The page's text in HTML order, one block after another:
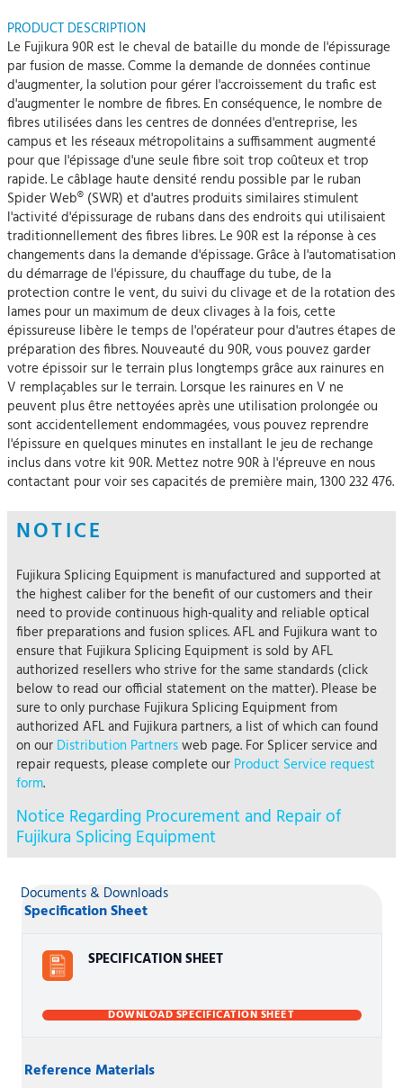
PRODUCT DESCRIPTION
Le Fujikura 90R est le cheval de bataille du monde de l'épissurage
par fusion de masse. Comme la demande de données continue
d'augmenter, la solution pour gérer l'accroissement du trafic est
d'augmenter le nombre de fibres. En conséquence, le nombre de
fibres utilisées dans les centres de données d'entreprise, les
campus et les réseaux métropolitains a suffisamment augmenté
pour que l'épissage d'une seule fibre soit trop coûteux et trop
rapide. Le câblage haute densité rendu possible par le ruban
Spider Web® (SWR) et d'autres produits similaires stimulent
l'activité d'épissurage de rubans dans des endroits qui utilisaient
traditionnellement des fibres libres. Le 90R est la réponse à ces
changements dans la demande d'épissage. Grâce à l'automatisation
du démarrage de l'épissure, du chauffage du tube, de la
protection contre le vent, du suivi du clivage et de la rotation des
lames pour un maximum de deux clivages à la fois, cette
épissureuse libère le temps de l'opérateur pour d'autres étapes de
préparation des fibres. Nouveauté du 90R, vous pouvez garder
votre épissoir sur le terrain plus longtemps grâce aux rainures en
V remplaçables sur le terrain. Lorsque les rainures en V ne
peuvent plus être nettoyées après une utilisation prolongée ou
sont accidentellement endommagées, vous pouvez reprendre
l'épissure en quelques minutes en installant le jeu de rechange
inclus dans votre kit 90R. Mettez notre 90R à l'épreuve en nous
contactant pour voir ses capacités de première main, 1300 232 476.
NOTICE
Fujikura Splicing Equipment is manufactured and supported at
the highest caliber for the benefit of our customers and their
need to provide continuous high-quality and reliable optical
fiber preparations and fusion splices. AFL and Fujikura want to
ensure that Fujikura Splicing Equipment is sold by AFL
authorized resellers who strive for the same standards (click
below to read our official statement on the matter). Please be
sure to only purchase Fujikura Splicing Equipment from
authorized AFL and Fujikura partners, a list of which can found
on our Distribution Partnersweb page. For Splicer service and
repair requests, please complete our Product Service request
form.
Notice Regarding Procurement and Repair of
Fujikura Splicing Equipment
Documents & Downloads
Specification Sheet
SPECIFICATION SHEET
DOWNLOAD SPECIFICATION SHEET
Reference Materials